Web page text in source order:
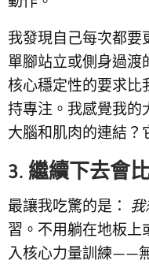
我發現自己每次都要
單腳站立或側身過渡
核心穩定性的要求比
持專注。我感覺我的
大腦和肌肉的連結？
3. 繼續下去會
最讓我吃驚的是： 我
習。不用躺在地板上
入核心力量訓練——